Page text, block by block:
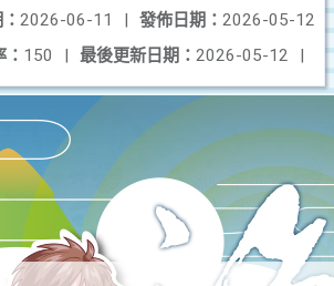
發佈日期： 2026-05-12
2026-06-11
|
最後更新日期： 2026-05-12 |
150 |